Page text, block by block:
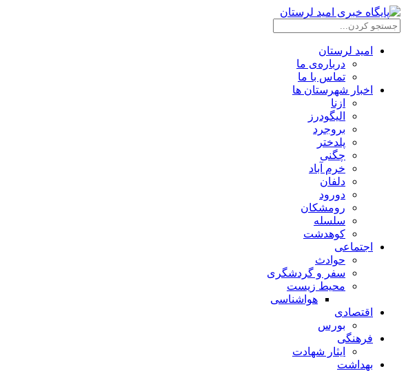
امید لرستان
درباره‌ی ما
تماس با ما
اخبار شهرستان ها
ازنا
الیگودرز
بروجرد
پلدختر
چگنی
خرم آباد
دلفان
دورود
رومشکان
سلسله
کوهدشت
اجتماعی
حوادث
سفر و گردشگری
محیط زیست
هواشناسی
اقتصادی
بورس
فرهنگی
ایثار شهادت
بهداشت